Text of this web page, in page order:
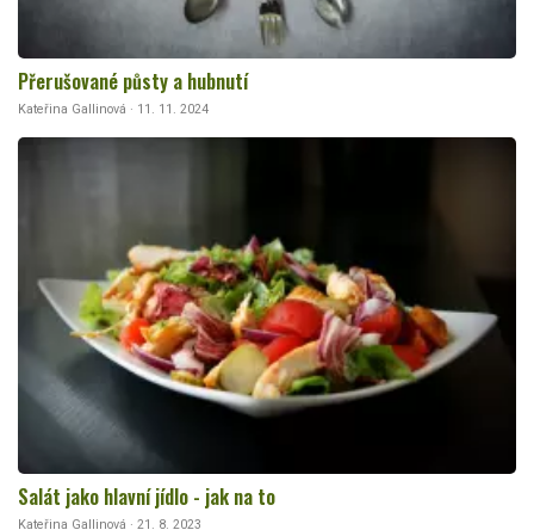
Přerušované půsty a hubnutí
Kateřina Gallinová · 11. 11. 2024
Salát jako hlavní jídlo - jak na to
Kateřina Gallinová · 21. 8. 2023